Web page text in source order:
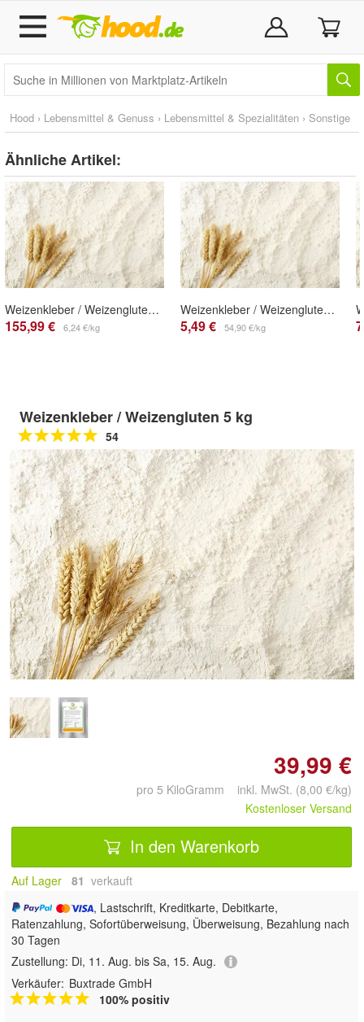
Hood › Lebensmittel & Genuss › Lebensmittel & Spezialitäten › Sonstige
Ähnliche Artikel:
Weizenkleber / Weizengluten 25 kg
155,99 € 6,24 €/kg
Weizenkleber / Weizengluten 100g
5,49 € 54,90 €/kg
Weizenkleber / Weizengluten 5 kg
54
Doppelt antippen zum
vergrößern
39,99 €
pro 5 KiloGramm inkl. MwSt. (8,00 €/kg)
Kostenloser Versand
In den Warenkorb
Auf Lager 81 verkauft
, Lastschrift, Kreditkarte, Debitkarte,
Ratenzahlung, Sofortüberweisung, Überweisung, Bezahlung nach
30 Tagen
Zustellung: Di, 11. Aug. bis Sa, 15. Aug.
Verkäufer: Buxtrade GmbH
100% positiv